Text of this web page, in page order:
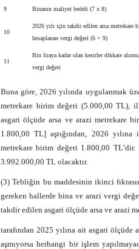
9 Binanın maliyet bedeli (7 x 8)
10
2026 yılı için takdir edilen arsa metrekare
hesaplanan vergi değeri (6 + 9)
11
Bin liraya kadar olan kesirler dikkate
vergi değeri
Buna göre, 2026 yılında uygulanmak
metrekare birim değeri (5.000,00 TL),
asgari ölçüde arsa ve arazi metrekare
1.800,00 TL] aştığından, 2026
metrekare birim değeri 1.800,00
3.992.000,00 TL olacaktır.
(3) Tebliğin bu maddesinin ikinci
gereken hallerde bina ve arazi vergi
takdir edilen asgari ölçüde arsa ve arazi
tarafından 2025 yılına ait asgari
aşmıyorsa herhangi bir işlem